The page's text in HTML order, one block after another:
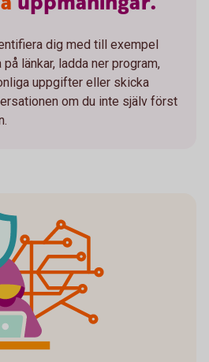
dig med till exempel
länkar, ladda ner program,
uppgifter eller skicka
om du inte själv först